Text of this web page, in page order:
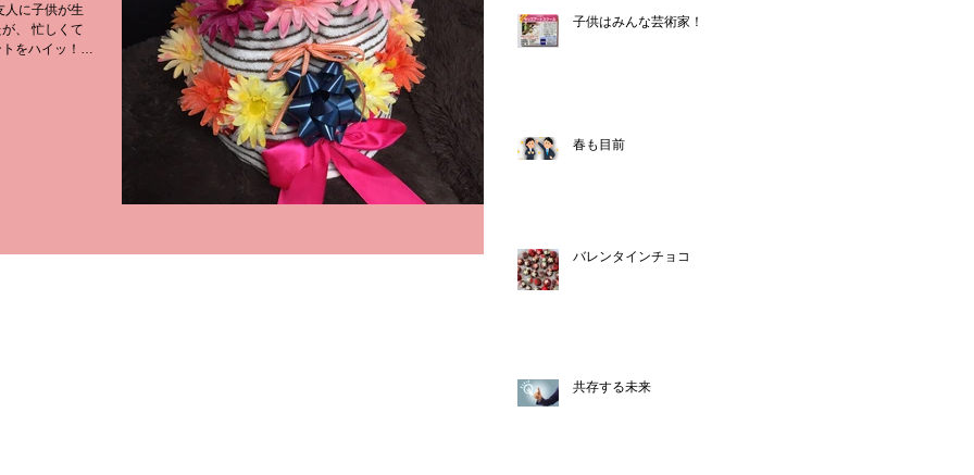
人に子供が生
、 忙しくて
をハイッ！と
子供はみんな芸術家！
春も目前
バレンタインチョコ
共存する未来